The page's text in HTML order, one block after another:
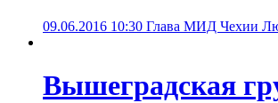
09.06.2016 10:30 Глава МИД Чехии
Вышеградская